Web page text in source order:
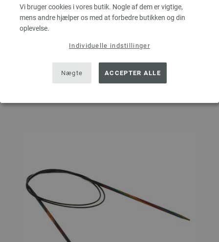
Vi bruger cookies i vores butik. Nogle af dem er vigtige,
mens andre hjælper os med at forbedre butikken og din
oplevelse.
Individuelle indstillinger
Nægte ACCEPTER ALLE
MÆNGDE
Sæt på ønskeseddel